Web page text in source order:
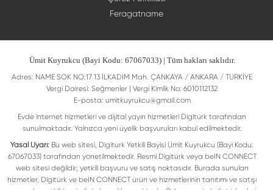
Feragatname
Ümit Kuyrukcu (Bayi Kodu: 67067033) | Tüm hakları saklıdır.
Adres: NAME SOK NO:17 13 İLKADIM Mah. ÇANKAYA / ANKARA / TÜRKİYE
Vergi Dairesi: Seğmenler | Vergi Kimlik No: 6010112132
E-posta: umitkuyrukcu@gmail.com
Evde internet hizmetleri ve dijital yayın hizmetleri Digitürk tarafından
sunulmaktadır. Yalnızca yeni üyelik başvuruları kabul edilmektedir.
Yasal Uyarı: Bu web sitesi, Digiturk Yetkili Bayisi Ümit Kuyrukcu (Bayi Kodu:
67067033) tarafından yönetilmektedir. Resmi Digitürk veya beIN CONNECT
web sitesi değildir; yetkili başvuru ve satış noktasıdır. Burada sunulan
hizmetler, Digitürk ve beIN CONNECT ürün ve hizmetlerinin tanıtımı ve satışı